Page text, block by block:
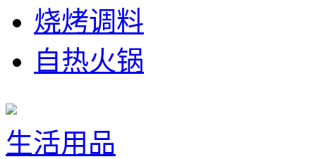
烧烤调料
自热火锅
生活用品